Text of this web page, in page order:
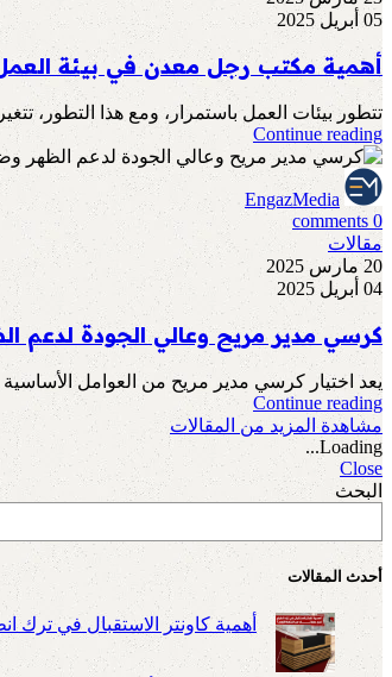
05 أبريل 2025
أهمية مكتب رجل معدن في بيئة العمل
تتطور بيئات العمل باستمرار، ومع هذا التطور،
Continue reading
EngazMedia
0
comments
مقالات
20 مارس 2025
04 أبريل 2025
كرسي مدير مريح وعالي الجودة لدعم
يعد اختيار كرسي مدير مريح من العوامل
Continue reading
مشاهدة المزيد من المقالات
Loading...
Close
البحث
أحدث المقالات
أهمية كاونتر الاستقبال في ترك